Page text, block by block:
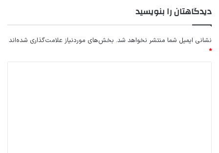
دیدگاهتان را بنویسید
نشانی ایمیل شما منتشر نخواهد شد. بخش‌های موردنیاز علامت‌گذاری شده‌اند
*